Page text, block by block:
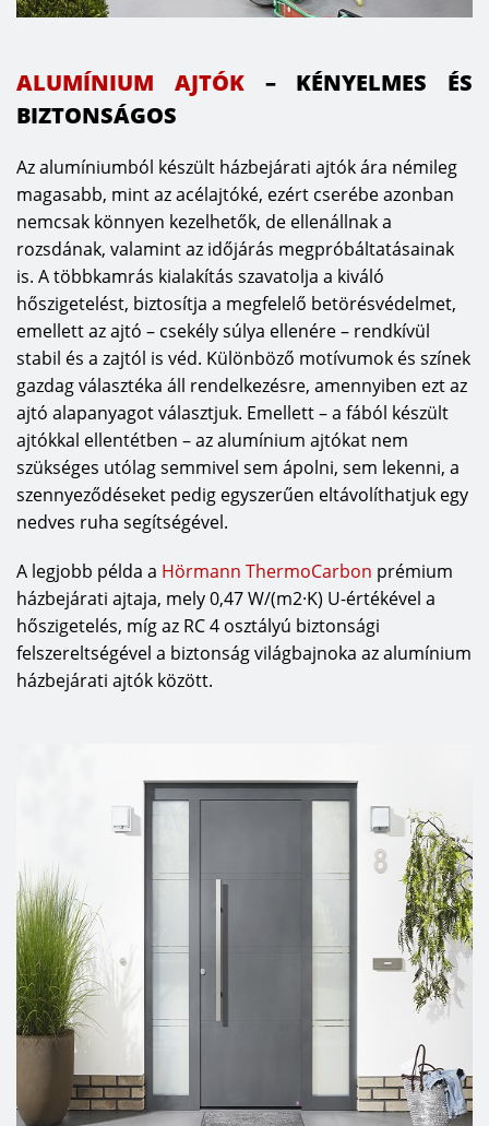
kazettás kapu. A hagyományos családi ház
felületű, a homlokzat színéhez illő, L bordás
kapuval, amitől az épület szinte megújul.
Rusztikus kapumotívumokkal vagy egyedi
el. A garázskapun megjelenhetnek a kedvenc
mintáink, monogramunk, a házszám – elég ehhez
egy egyszerű rajz –, és a garázs kapu elkészül
tömör fenyőből, sőt a kapu kaphat vasalatot,
díszfogantyút is. Ráadásul a Hörmann minden
kapuhoz egy vele külsőleg teljesen megegyező,
praktikus garázsmellékajtót is kínál.
A Hörmann termékpalettájában garantáltan
megtalálja mindenki a háza stílusához, színéhez,
bármilyen egyedi igényéhez tökéletesen
alkalmazkodó bejárati ajtót, garázskaput.
ALUMÍNIUM AJTÓK– KÉNYELMES ÉS
BIZTONSÁGOS
Az alumíniumból készült házbejárati ajtók ára némileg
magasabb, mint az acélajtóké, ezért cserébe azonban
nemcsak könnyen kezelhetők, de ellenállnak a
rozsdának, valamint az időjárás megpróbáltatásainak
is. A többkamrás kialakítás szavatolja a kiváló
hőszigetelést, biztosítja a megfelelő betörésvédelmet,
emellett az ajtó – csekély súlya ellenére – rendkívül
stabil és a zajtól is véd. Különböző motívumok és színek
gazdag választéka áll rendelkezésre, amennyiben ezt az
ajtó alapanyagot választjuk. Emellett – a fából készült
ajtókkal ellentétben – az alumínium ajtókat nem
szükséges utólag semmivel sem ápolni, sem lekenni, a
szennyeződéseket pedig egyszerűen eltávolíthatjuk egy
nedves ruha segítségével.
A legjobb példa a Hörmann ThermoCarbon prémium
házbejárati ajtaja, mely 0,47 W/(m2·K) U-értékével a
hőszigetelés, míg az RC 4 osztályú biztonsági
felszereltségével a biztonság világbajnoka az alumínium
házbejárati ajtók között.